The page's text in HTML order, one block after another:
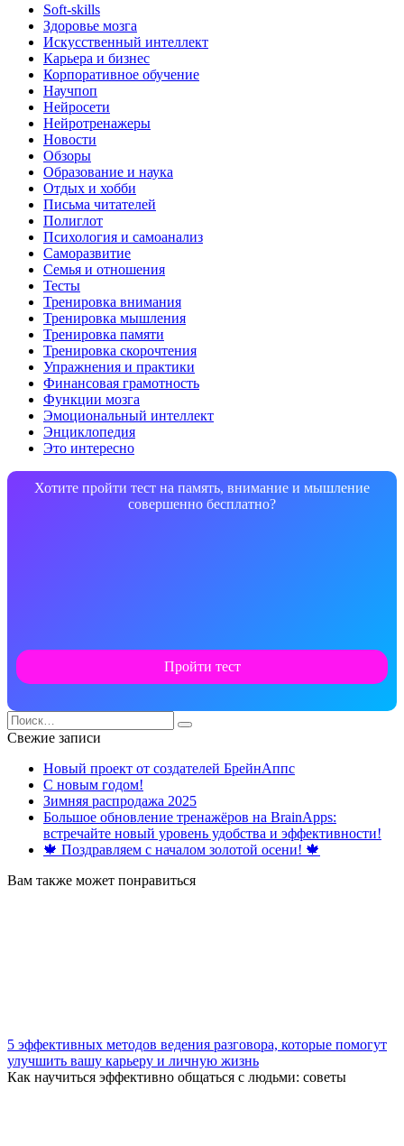
Soft-skills
Здоровье мозга
Искусственный интеллект
Карьера и бизнес
Корпоративное обучение
Научпоп
Нейросети
Нейротренажеры
Новости
Обзоры
Образование и наука
Отдых и хобби
Письма читателей
Полиглот
Психология и самоанализ
Саморазвитие
Семья и отношения
Тесты
Тренировка внимания
Тренировка мышления
Тренировка памяти
Тренировка скорочтения
Упражнения и практики
Финансовая грамотность
Функции мозга
Эмоциональный интеллект
Энциклопедия
Это интересно
Хотите пройти тест на память, внимание и мышление
совершенно бесплатно?
Пройти тест
Search
for:
Свежие записи
Новый проект от создателей БрейнАппс
С новым годом!
Зимняя распродажа 2025
Большое обновление тренажёров на BrainApps:
встречайте новый уровень удобства и эффективности!
🍁 Поздравляем с началом золотой осени! 🍁
Вам также может понравиться
5 эффективных методов ведения разговора, которые помогут
улучшить вашу карьеру и личную жизнь
Как научиться эффективно общаться с людьми: советы